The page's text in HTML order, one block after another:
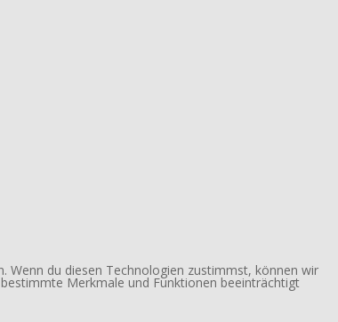
Wenn du diesen Technologien zustimmst, können wir
Merkmale und Funktionen beeinträchtigt